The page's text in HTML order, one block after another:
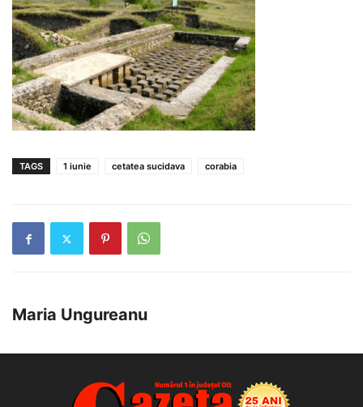
TAGS 1 iunie cetatea sucidava corabia
Maria Ungureanu